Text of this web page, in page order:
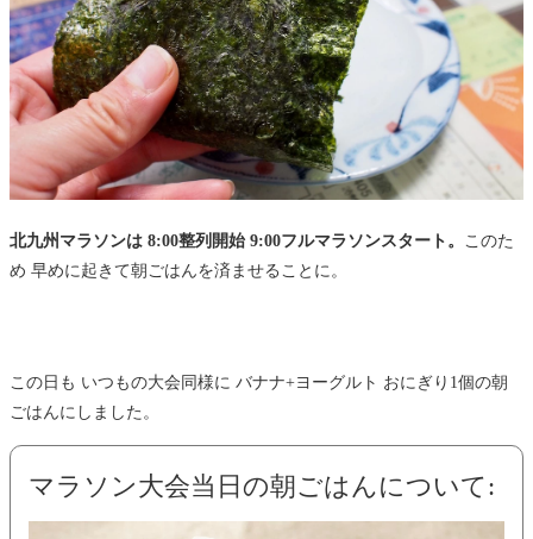
北九州マラソンは 8:00整列開始 9:00フルマラソンスタート。
このた
め 早めに起きて朝ごはんを済ませることに。
この日も いつもの大会同様に バナナ+ヨーグルト おにぎり1個の朝
ごはんにしました。
マラソン大会当日の朝ごはんについて: